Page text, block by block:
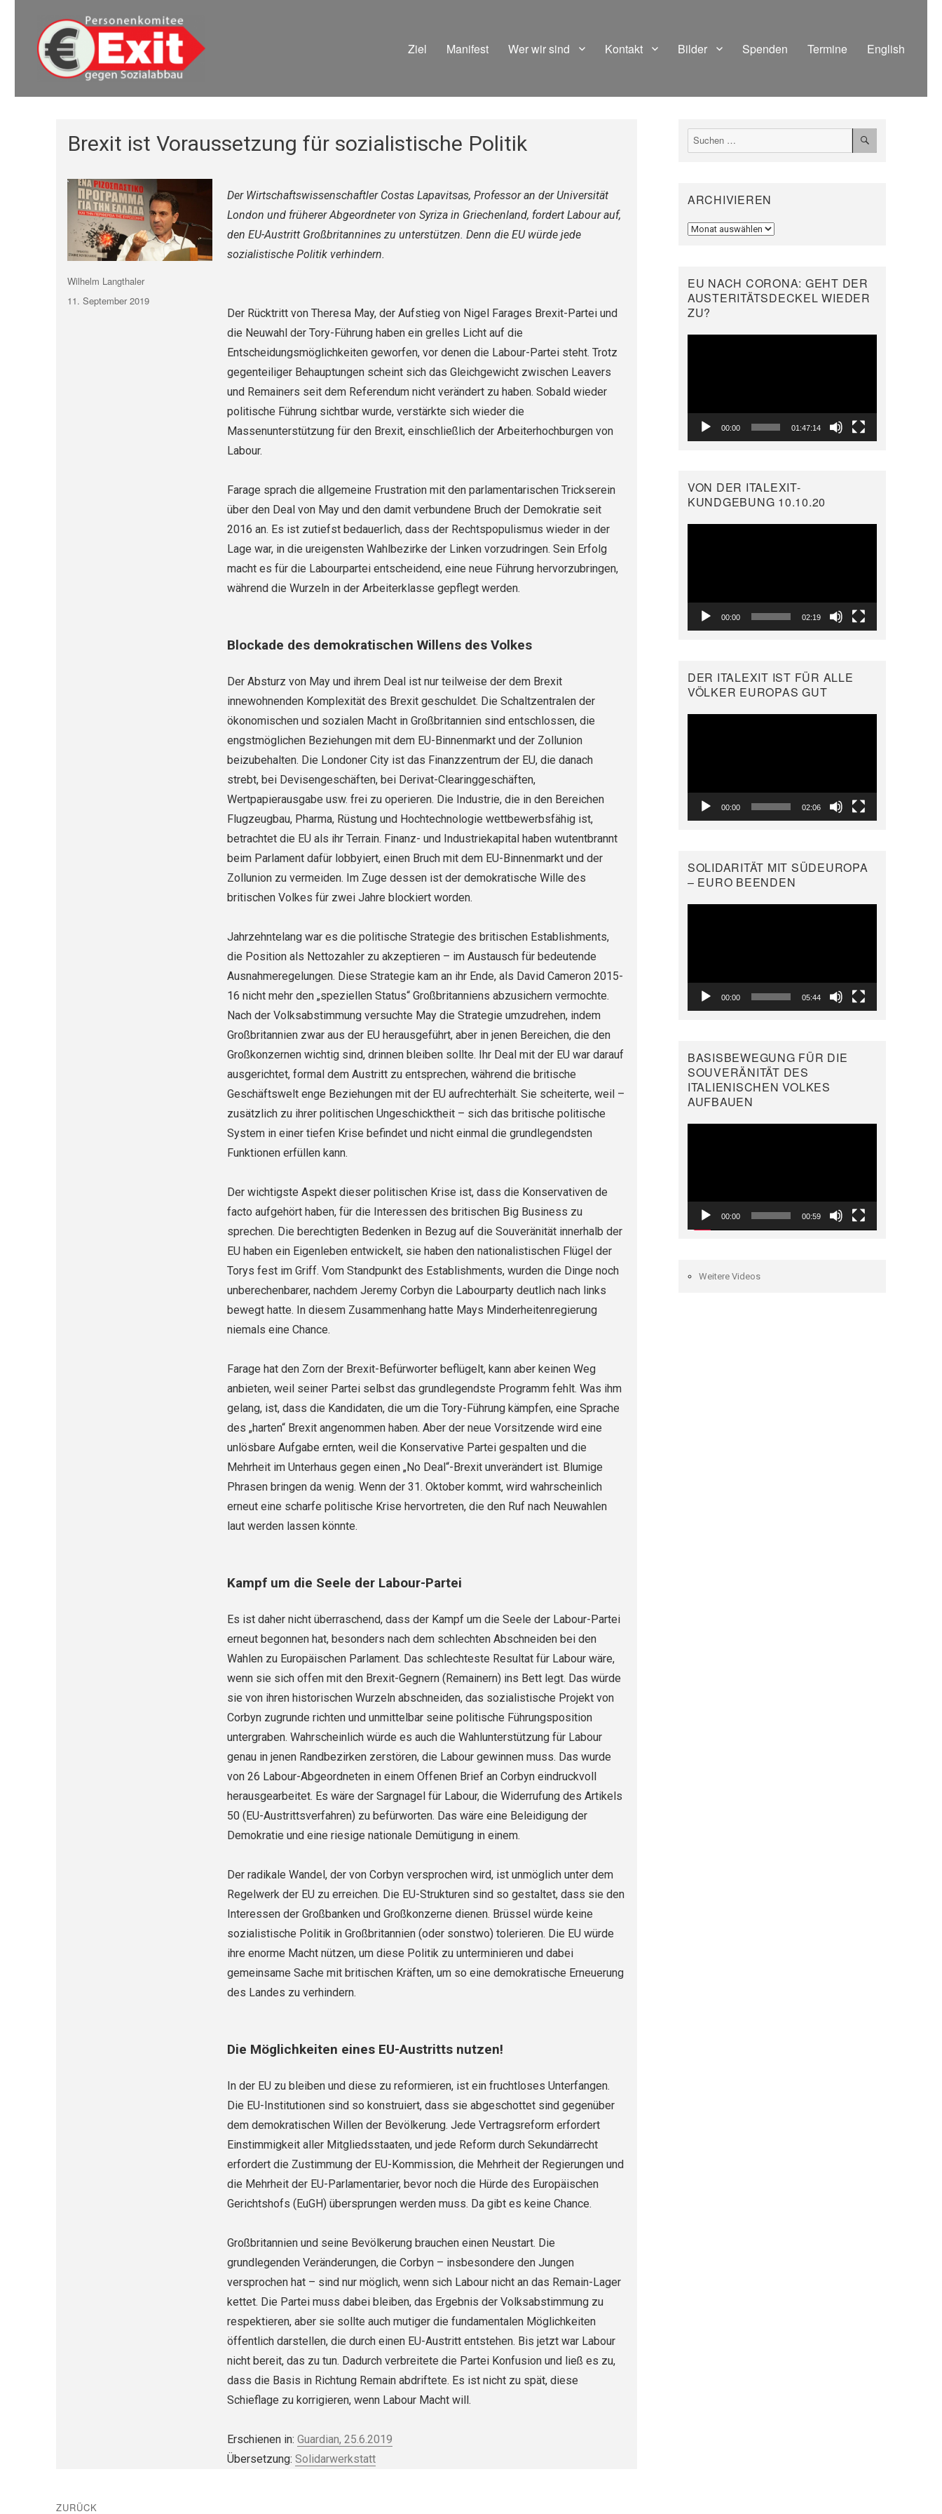
Euro Exit
Ziel Manifest Wer wir sind Kontakt Bilder Spenden Termine English
Brexit ist Voraussetzung für sozialistische Politik
Der Wirtschaftswissenschaftler Costas Lapavitsas, Professor an der Universität
London und früherer Abgeordneter von Syriza in Griechenland, fordert Labour auf,
den EU-Austritt Großbritannines zu unterstützen. Denn die EU würde jede
sozialistische Politik verhindern.
Der Rücktritt von Theresa May, der Aufstieg von Nigel Farages Brexit-Partei und
die Neuwahl der Tory-Führung haben ein grelles Licht auf die
Entscheidungsmöglichkeiten geworfen, vor denen die Labour-Partei steht. Trotz
gegenteiliger Behauptungen scheint sich das Gleichgewicht zwischen Leavers
und Remainers seit dem Referendum nicht verändert zu haben. Sobald wieder
politische Führung sichtbar wurde, verstärkte sich wieder die
Massenunterstützung für den Brexit, einschließlich der Arbeiterhochburgen von
Labour.
Farage sprach die allgemeine Frustration mit den parlamentarischen Trickserein
über den Deal von May und den damit verbundene Bruch der Demokratie seit
2016 an. Es ist zutiefst bedauerlich, dass der Rechtspopulismus wieder in der
Lage war, in die ureigensten Wahlbezirke der Linken vorzudringen. Sein Erfolg
macht es für die Labourpartei entscheidend, eine neue Führung hervorzubringen,
während die Wurzeln in der Arbeiterklasse gepflegt werden.
Blockade des demokratischen Willens des Volkes
Der Absturz von May und ihrem Deal ist nur teilweise der dem Brexit
innewohnenden Komplexität des Brexit geschuldet. Die Schaltzentralen der
ökonomischen und sozialen Macht in Großbritannien sind entschlossen, die
engstmöglichen Beziehungen mit dem EU-Binnenmarkt und der Zollunion
beizubehalten. Die Londoner City ist das Finanzzentrum der EU, die danach
strebt, bei Devisengeschäften, bei Derivat-Clearinggeschäften,
Wertpapierausgabe usw. frei zu operieren. Die Industrie, die in den Bereichen
Flugzeugbau, Pharma, Rüstung und Hochtechnologie wettbewerbsfähig ist,
betrachtet die EU als ihr Terrain. Finanz- und Industriekapital haben wutentbrannt
beim Parlament dafür lobbyiert, einen Bruch mit dem EU-Binnenmarkt und der
Zollunion zu vermeiden. Im Zuge dessen ist der demokratische Wille des
britischen Volkes für zwei Jahre blockiert worden.
Jahrzehntelang war es die politische Strategie des britischen Establishments,
die Position als Nettozahler zu akzeptieren – im Austausch für bedeutende
Ausnahmeregelungen. Diese Strategie kam an ihr Ende, als David Cameron 2015-
16 nicht mehr den „speziellen Status“ Großbritanniens abzusichern vermochte.
Nach der Volksabstimmung versuchte May die Strategie umzudrehen, indem
Großbritannien zwar aus der EU herausgeführt, aber in jenen Bereichen, die den
Großkonzernen wichtig sind, drinnen bleiben sollte. Ihr Deal mit der EU war darauf
ausgerichtet, formal dem Austritt zu entsprechen, während die britische
Geschäftswelt enge Beziehungen mit der EU aufrechterhält. Sie scheiterte, weil –
zusätzlich zu ihrer politischen Ungeschicktheit – sich das britische politische
System in einer tiefen Krise befindet und nicht einmal die grundlegendsten
Funktionen erfüllen kann.
Der wichtigste Aspekt dieser politischen Krise ist, dass die Konservativen de
facto aufgehört haben, für die Interessen des britischen Big Business zu
sprechen. Die berechtigten Bedenken in Bezug auf die Souveränität innerhalb der
EU haben ein Eigenleben entwickelt, sie haben den nationalistischen Flügel der
Torys fest im Griff. Vom Standpunkt des Establishments, wurden die Dinge noch
unberechenbarer, nachdem Jeremy Corbyn die Labourparty deutlich nach links
bewegt hatte. In diesem Zusammenhang hatte Mays Minderheitenregierung
niemals eine Chance.
Farage hat den Zorn der Brexit-Befürworter beflügelt, kann aber keinen Weg
anbieten, weil seiner Partei selbst das grundlegendste Programm fehlt. Was ihm
gelang, ist, dass die Kandidaten, die um die Tory-Führung kämpfen, eine Sprache
des „harten“ Brexit angenommen haben. Aber der neue Vorsitzende wird eine
unlösbare Aufgabe ernten, weil die Konservative Partei gespalten und die
Mehrheit im Unterhaus gegen einen „No Deal“-Brexit unverändert ist. Blumige
Phrasen bringen da wenig. Wenn der 31. Oktober kommt, wird wahrscheinlich
erneut eine scharfe politische Krise hervortreten, die den Ruf nach Neuwahlen
laut werden lassen könnte.
Kampf um die Seele der Labour-Partei
Es ist daher nicht überraschend, dass der Kampf um die Seele der Labour-Partei
erneut begonnen hat, besonders nach dem schlechten Abschneiden bei den
Wahlen zu Europäischen Parlament. Das schlechteste Resultat für Labour wäre,
wenn sie sich offen mit den Brexit-Gegnern (Remainern) ins Bett legt. Das würde
sie von ihren historischen Wurzeln abschneiden, das sozialistische Projekt von
Corbyn zugrunde richten und unmittelbar seine politische Führungsposition
untergraben. Wahrscheinlich würde es auch die Wahlunterstützung für Labour
genau in jenen Randbezirken zerstören, die Labour gewinnen muss. Das wurde
von 26 Labour-Abgeordneten in einem Offenen Brief an Corbyn eindruckvoll
herausgearbeitet. Es wäre der Sargnagel für Labour, die Widerrufung des Artikels
50 (EU-Austrittsverfahren) zu befürworten. Das wäre eine Beleidigung der
Demokratie und eine riesige nationale Demütigung in einem.
Der radikale Wandel, der von Corbyn versprochen wird, ist unmöglich unter dem
Regelwerk der EU zu erreichen. Die EU-Strukturen sind so gestaltet, dass sie den
Interessen der Großbanken und Großkonzerne dienen. Brüssel würde keine
sozialistische Politik in Großbritannien (oder sonstwo) tolerieren. Die EU würde
ihre enorme Macht nützen, um diese Politik zu unterminieren und dabei
gemeinsame Sache mit britischen Kräften, um so eine demokratische Erneuerung
des Landes zu verhindern.
Die Möglichkeiten eines EU-Austritts nutzen!
In der EU zu bleiben und diese zu reformieren, ist ein fruchtloses Unterfangen.
Die EU-Institutionen sind so konstruiert, dass sie abgeschottet sind gegenüber
dem demokratischen Willen der Bevölkerung. Jede Vertragsreform erfordert
Einstimmigkeit aller Mitgliedsstaaten, und jede Reform durch Sekundärrecht
erfordert die Zustimmung der EU-Kommission, die Mehrheit der Regierungen und
die Mehrheit der EU-Parlamentarier, bevor noch die Hürde des Europäischen
Gerichtshofs (EuGH) übersprungen werden muss. Da gibt es keine Chance.
Großbritannien und seine Bevölkerung brauchen einen Neustart. Die
grundlegenden Veränderungen, die Corbyn – insbesondere den Jungen
versprochen hat – sind nur möglich, wenn sich Labour nicht an das Remain-Lager
kettet. Die Partei muss dabei bleiben, das Ergebnis der Volksabstimmung zu
respektieren, aber sie sollte auch mutiger die fundamentalen Möglichkeiten
öffentlich darstellen, die durch einen EU-Austritt entstehen. Bis jetzt war Labour
nicht bereit, das zu tun. Dadurch verbreitete die Partei Konfusion und ließ es zu,
dass die Basis in Richtung Remain abdriftete. Es ist nicht zu spät, diese
Schieflage zu korrigieren, wenn Labour Macht will.
Erschienen in: Guardian, 25.6.2019
Übersetzung: Solidarwerkstatt
Autor
Wilhelm Langthaler
Veröffentlicht
11. September 2019
ZURÜCK
Suchen
nach:
ARCHIVIEREN
Archivieren
EU NACH CORONA: GEHT DER
AUSTERITÄTSDECKEL WIEDER
ZU?
00:00 01:47:14
VON DER ITALEXIT-
KUNDGEBUNG 10.10.20
00:00 02:19
DER ITALEXIT IST FÜR ALLE
VÖLKER EUROPAS GUT
00:00 02:06
SOLIDARITÄT MIT SÜDEUROPA
– EURO BEENDEN
00:00 05:44
BASISBEWEGUNG FÜR DIE
SOUVERÄNITÄT DES
ITALIENISCHEN VOLKES
AUFBAUEN
00:00 00:59
Weitere Videos